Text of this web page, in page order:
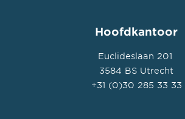
Hoofdkantoor
Euclideslaan 201
3584 BS Utrecht
+31 (0)30 285 33 33